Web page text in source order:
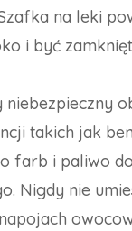
na leki
i być
takich jak
farb i paliwo
Nigdy nie